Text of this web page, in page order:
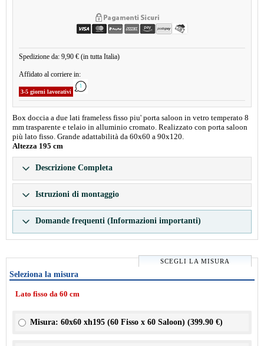
Spedizione da: 9,90 € (in tutta Italia)
Affidato al corriere in:
3-5 giorni lavorativi
Box doccia a due lati frameless fisso piu' porta saloon in vetro temperato 8
mm trasparente e telaio in alluminio cromato. Realizzato con porta saloon
più lato fisso. Grande adattabilità da 60x60 a 90x120.
Altezza 195 cm
Descrizione Completa
Istruzioni di montaggio
Domande frequenti (Informazioni importanti)
SCEGLI LA MISURA
Seleziona la misura
Lato fisso da 60 cm
Misura: 60x60 xh195 (60 Fisso x 60 Saloon) (399.90 €)